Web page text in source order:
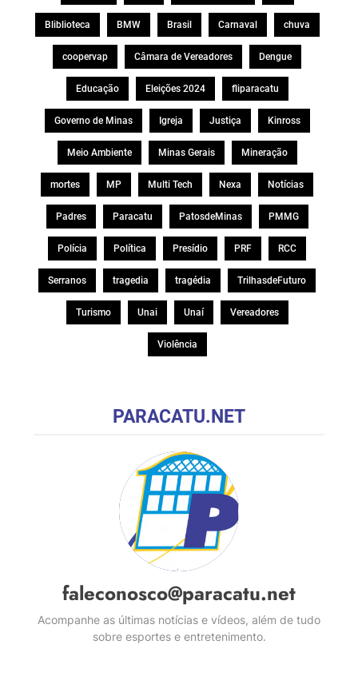
Bliblioteca BMW Brasil Carnaval chuva
coopervap Câmara de Vereadores Dengue
Educação Eleições 2024 fliparacatu
Governo de Minas Igreja Justiça Kinross
Meio Ambiente Minas Gerais Mineração
mortes MP Multi Tech Nexa Notícias
Padres Paracatu PatosdeMinas PMMG
Polícia Política Presídio PRF RCC
Serranos tragedia tragédia TrilhasdeFuturo
Turismo Unai Unaí Vereadores
Violência
PARACATU.NET
faleconosco@paracatu.net
Acompanhe as últimas notícias e vídeos, além de tudo
sobre esportes e entretenimento.